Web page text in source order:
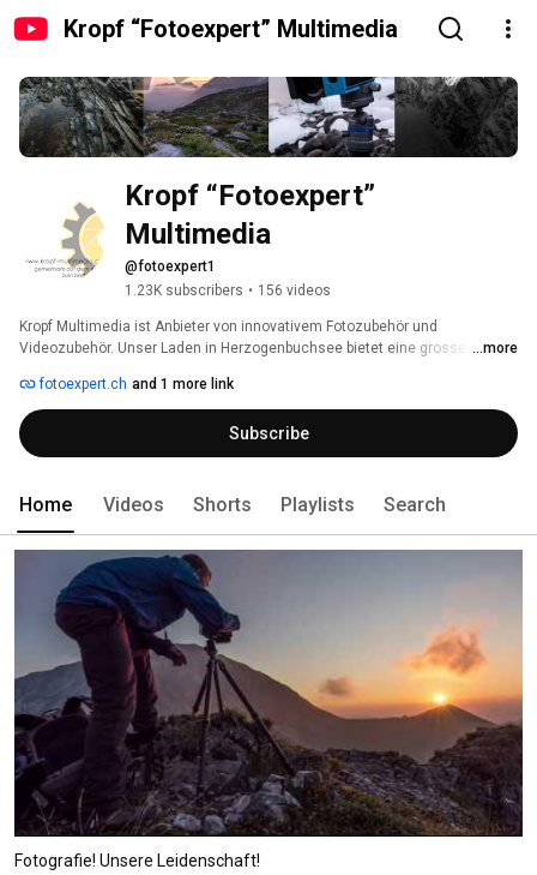
Kropf “Fotoexpert” Multimedia
Kropf “Fotoexpert”
Multimedia
@fotoexpert1
1.23K subscribers • 156 videos
Kropf Multimedia ist Anbieter von innovativem Fotozubehör und
Videozubehör. Unser Laden in Herzogenbuchsee bietet eine grosse
Ton bieten soll. In unseren Fotokursen und Workshops bieten wir für jedes
Level verschiedene interessante Technikkurse und Erlebnisworkshops
rund um die Fotografie an.
...more
fotoexpert.ch and 1 more link
Subscribe
Home Videos Shorts Playlists Search
Fotografie! Unsere Leidenschaft!